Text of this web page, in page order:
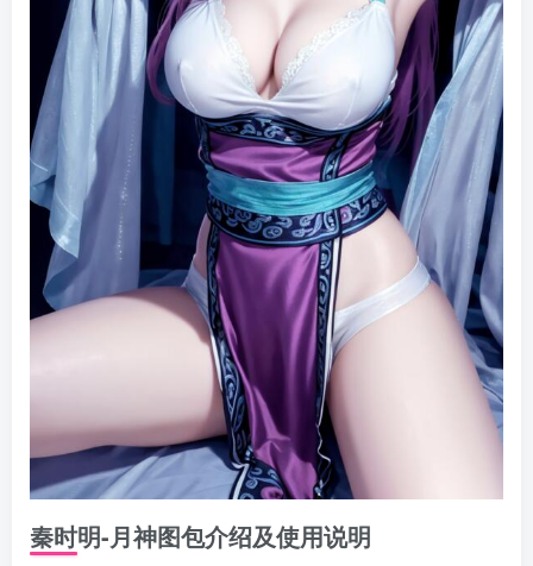
秦时明-月神图包介绍及使用说明